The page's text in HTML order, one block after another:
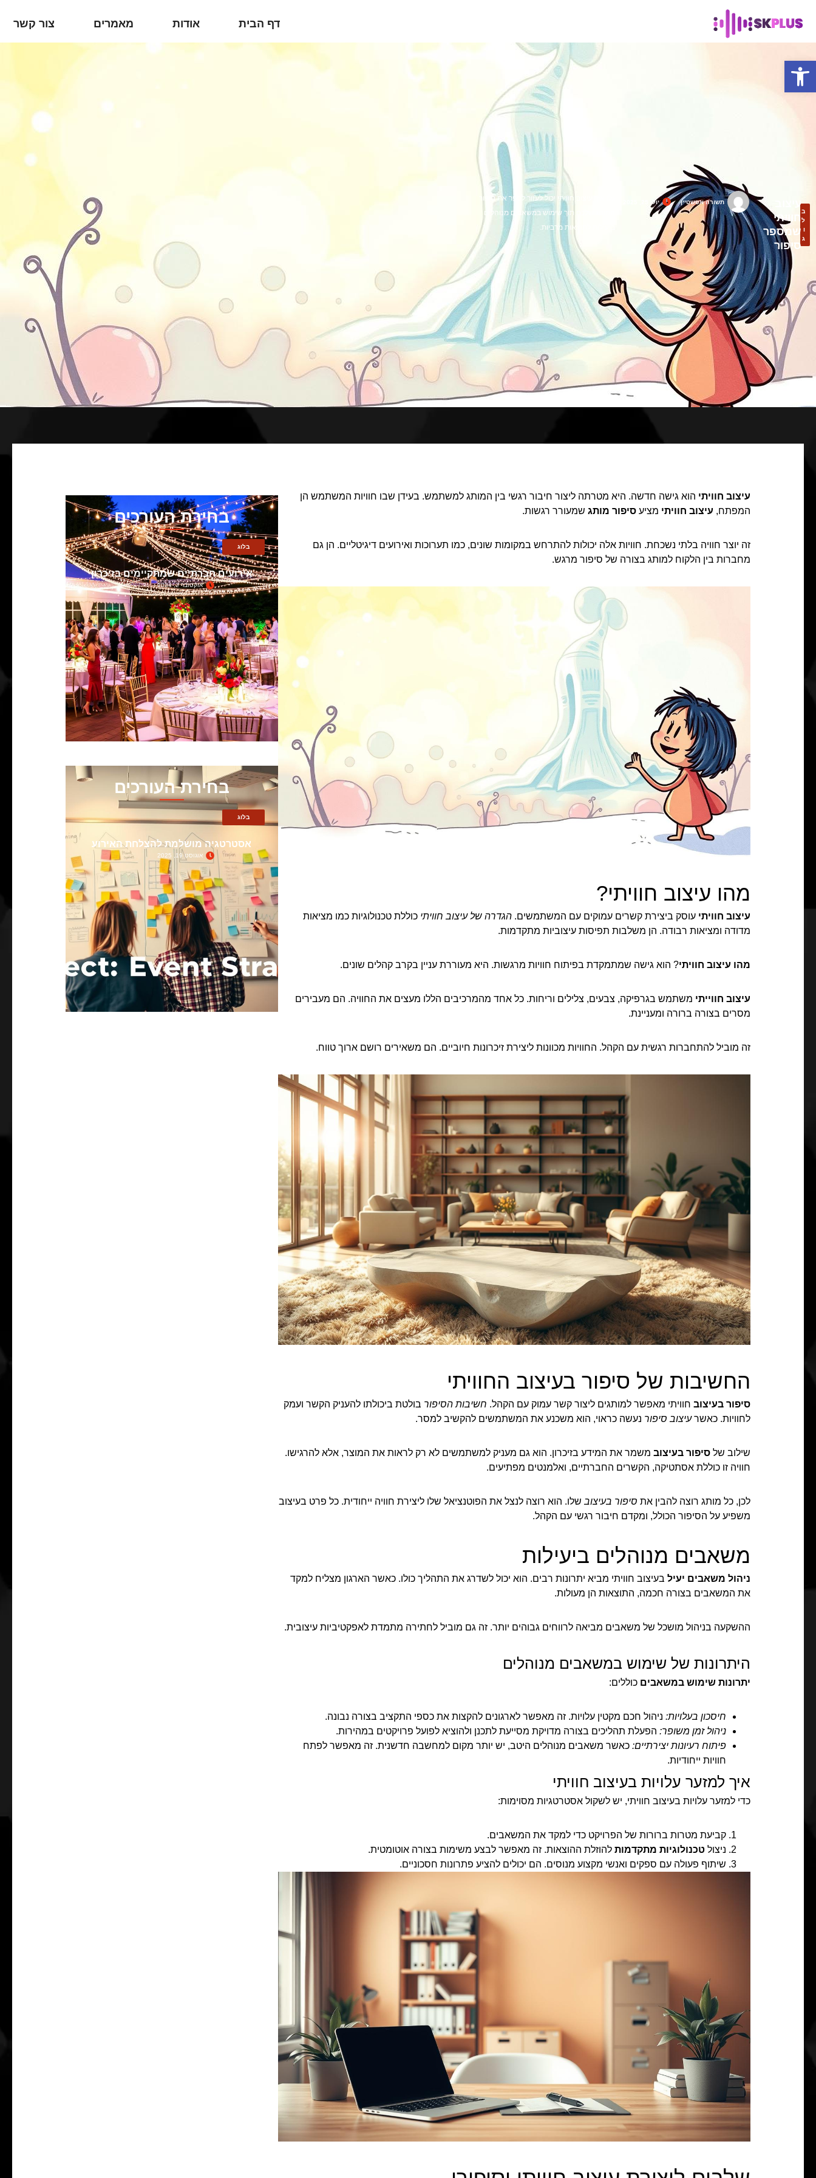
דף הבית אודות מאמרים צור קשר
ב
ל
ו
ג
עיצוב
חוויתי
שמספר
סיפור
תשורה אפשטיין יולי 25, 2025
גלו איך עיצוב חוויתי יכול לעזור לספר את סיפור
המותג שלכם תוך שימוש במשאבים מנוהלים
ביעילות לתוצאות מרביות.
עיצוב חוויתי הוא גישה חדשה. היא מטרתה ליצור חיבור רגשי בין המותג למשתמש. בעידן שבו חוויות המשתמש הן
המפתח, עיצוב חוויתי מציע סיפור מותג שמעורר רגשות.
זה יוצר חוויה בלתי נשכחת. חוויות אלה יכולות להתרחש במקומות שונים, כמו תערוכות ואירועים דיגיטליים. הן גם
מחברות בין הלקוח למותג בצורה של סיפור מרגש.
מהו עיצוב חוויתי?
עיצוב חוויתי עוסק ביצירת קשרים עמוקים עם המשתמשים. הגדרה של עיצוב חוויתי כוללת טכנולוגיות כמו מציאות
מדודה ומציאות רבודה. הן משלבות תפיסות עיצוביות מתקדמות.
מהו עיצוב חוויתי? הוא גישה שמתמקדת בפיתוח חוויות מרגשות. היא מעוררת עניין בקרב קהלים שונים.
עיצוב חווייתי משתמש בגרפיקה, צבעים, צלילים וריחות. כל אחד מהמרכיבים הללו מעצים את החוויה. הם מעבירים
מסרים בצורה ברורה ומעניינת.
זה מוביל להתחברות רגשית עם הקהל. החוויות מכוונות ליצירת זיכרונות חיוביים. הם משאירים רושם ארוך טווח.
החשיבות של סיפור בעיצוב החוויתי
סיפור בעיצוב חוויתי מאפשר למותגים ליצור קשר עמוק עם הקהל. חשיבות הסיפור בולטת ביכולתו להעניק הקשר ועמק
לחוויות. כאשרעיצוב סיפור נעשה כראוי, הוא משכנע את המשתמשים להקשיב למסר.
שילוב של סיפור בעיצוב משמר את המידע בזיכרון. הוא גם מעניק למשתמשים לא רק לראות את המוצר, אלא להרגישו.
חוויה זו כוללת אסתטיקה, הקשרים החברתיים, ואלמנטים מפתיעים.
לכן, כל מותג רוצה להבין את סיפור בעיצוב שלו. הוא רוצה לנצל את הפוטנציאל שלו ליצירת חוויה ייחודית. כל פרט בעיצוב
משפיע על הסיפור הכולל, ומקדם חיבור רגשי עם הקהל.
משאבים מנוהלים ביעילות
ניהול משאבים יעיל בעיצוב חוויתי מביא יתרונות רבים. הוא יכול לשדרג את התהליך כולו. כאשר הארגון מצליח למקד
את המשאבים בצורה חכמה, התוצאות הן מעולות.
ההשקעה בניהול מושכל של משאבים מביאה לרווחים גבוהים יותר. זה גם מוביל לחתירה מתמדת לאפקטיביות עיצובית.
היתרונות של שימוש במשאבים מנוהלים
יתרונות שימוש במשאבים כוללים:
חיסכון בעלויות: ניהול חכם מקטין עלויות. זה מאפשר לארגונים להקצות את כספי התקציב בצורה נבונה.
ניהול זמן משופר: הפעלת תהליכים בצורה מדויקת מסייעת לתכנן ולהוציא לפועל פרויקטים במהירות.
פיתוח רעיונות יצירתיים: כאשר משאבים מנוהלים היטב, יש יותר מקום למחשבה חדשנית. זה מאפשר לפתח
חוויות ייחודיות.
איך למזער עלויות בעיצוב חוויתי
כדי למזער עלויות בעיצוב חוויתי, יש לשקול אסטרטגיות מסוימות:
קביעת מטרות ברורות של הפרויקט כדי למקד את המשאבים.
ניצול טכנולוגיות מתקדמות להוזלת ההוצאות. זה מאפשר לבצע משימות בצורה אוטומטית.
שיתוף פעולה עם ספקים ואנשי מקצוע מנוסים. הם יכולים להציע פתרונות חסכוניים.
בחירת העורכים
בלוג
אירועים חברתיים שמתקיימים בזיכרון
אוקטובר 2, 2024
בחירת העורכים
בלוג
אסטרטגיה מושלמת להצלחת האירוע
אוגוסט 19, 2025
פתח סרגל נגישות